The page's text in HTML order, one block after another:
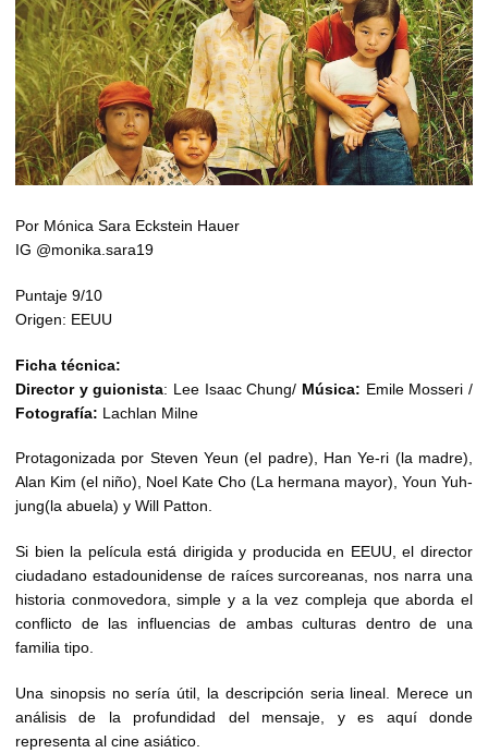
Por Mónica Sara Eckstein Hauer
IG @monika.sara19
Puntaje 9/10
Origen: EEUU
Ficha técnica:
Director y guionista: Lee Isaac Chung/ Música: Emile Mosseri /
Fotografía: Lachlan Milne
Protagonizada por Steven Yeun (el padre), Han Ye-ri (la madre),
Alan Kim (el niño), Noel Kate Cho (La hermana mayor), Youn Yuh-
jung(la abuela) y Will Patton.
Si bien la película está dirigida y producida en EEUU, el director
ciudadano estadounidense de raíces surcoreanas, nos narra una
historia conmovedora, simple y a la vez compleja que aborda el
conflicto de las influencias de ambas culturas dentro de una
familia tipo.
Una sinopsis no sería útil, la descripción seria lineal. Merece un
análisis de la profundidad del mensaje, y es aquí donde
representa al cine asiático.